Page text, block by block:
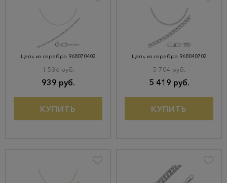
Цепь из серебра 968070402
939 руб.
1 536 руб.
КУПИТЬ
Цепь из серебра 968040702
5 419 руб.
5 704 руб.
КУПИТЬ